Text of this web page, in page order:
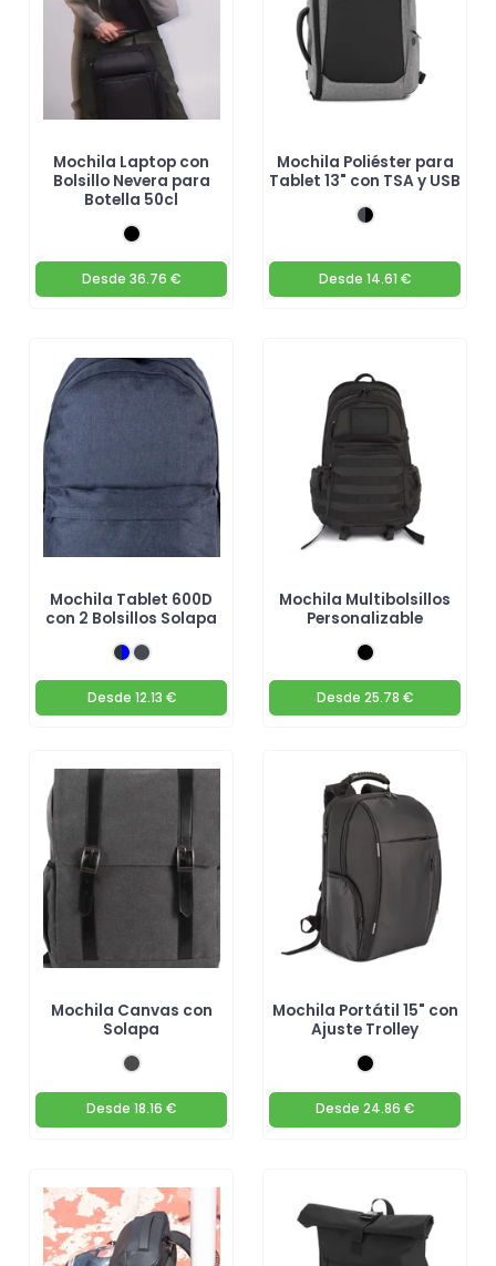
Mochila Laptop con
Bolsillo Nevera para
Botella 50cl
Desde 36.76 €
Mochila Poliéster para
Tablet 13" con TSA y USB
Desde 14.61 €
Mochila Tablet 600D
con 2 Bolsillos Solapa
Desde 12.13 €
Mochila Multibolsillos
Personalizable
Desde 25.78 €
Mochila Canvas con
Solapa
Desde 18.16 €
Mochila Portátil 15" con
Ajuste Trolley
Desde 24.86 €